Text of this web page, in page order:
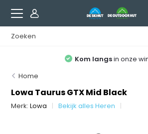
Kom langsin onze
Home
Lowa Taurus GTX Mid Black
Merk:Lowa Bekijk alles Heren